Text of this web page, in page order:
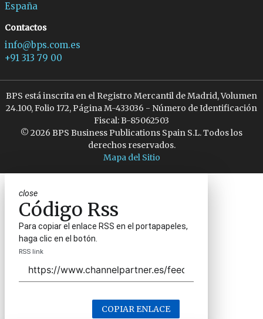
España
Contactos
info@bps.com.es
+91 313 79 00
BPS está inscrita en el Registro Mercantil de Madrid, Volumen
24.100, Folio 172, Página M-433036 - Número de Identificación
Fiscal: B-85062503
© 2026 BPS Business Publications Spain S.L. Todos los
derechos reservados.
Mapa del Sitio
close
Código Rss
Para copiar el enlace RSS en el portapapeles,
haga clic en el botón.
RSS link
COPIAR ENLACE